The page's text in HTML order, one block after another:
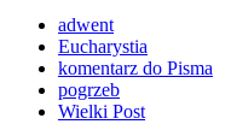
adwent
Eucharystia
komentarz do Pisma
pogrzeb
Wielki Post